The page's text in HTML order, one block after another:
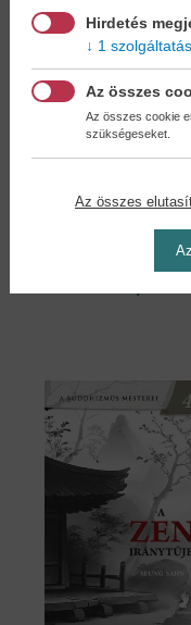
Virág tarot -
meg a...
Diana McMahon Collis
Hirdetés
1 szolgáltatás
Az összes
Az összes cookie
szükségeseket.
Az összes